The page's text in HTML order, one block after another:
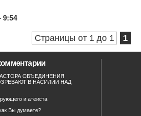
9:54
Страницы от 1 до 1 1
ОБЪЕДИНЕНИЯ
В НАСИЛИИ НАД
и атеиста
Вы думаете?